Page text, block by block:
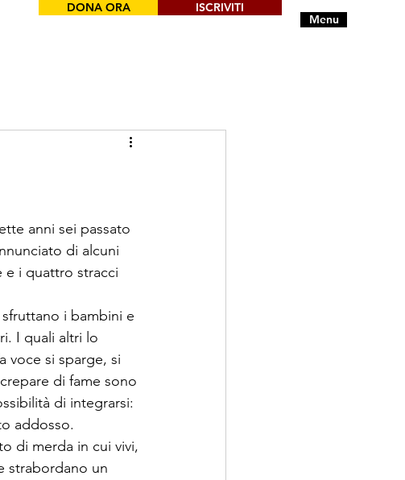
Menu
DONA ORA ISCRIVITI
anni sei passato
di alcuni
e i quattro stracci
i bambini e
I quali altri lo
voce si sparge, si
di fame sono
di integrarsi:
addosso.
di merda in cui vivi,
strabordano un